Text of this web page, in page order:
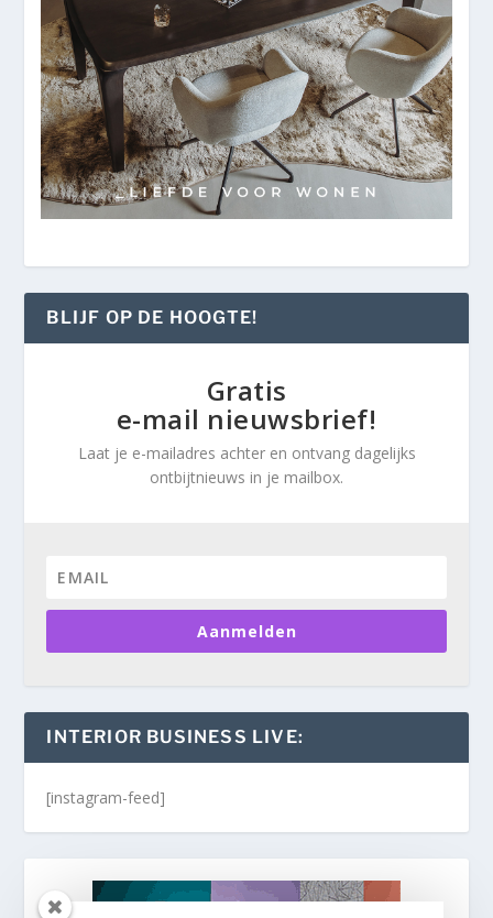
BLIJF OP DE HOOGTE!
Gratis
e-mail nieuwsbrief!
Laat je e-mailadres achter en ontvang dagelijks
ontbijtnieuws in je mailbox.
Aanmelden
INTERIOR BUSINESS LIVE:
[instagram-feed]